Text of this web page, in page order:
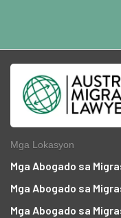
Mga Lokasyon
Mga Abogado sa
Mga Abogado sa
Mga Abogado sa